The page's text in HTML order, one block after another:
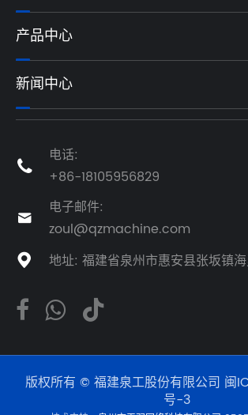
产品中心
新闻中心

电话:
+86-18105956829

电子邮件:
zoul@qzmachine.com
 地址: 福建省泉州市惠安县张坂镇
版权所有 © 福建泉工股份有限公司 闽
号-3